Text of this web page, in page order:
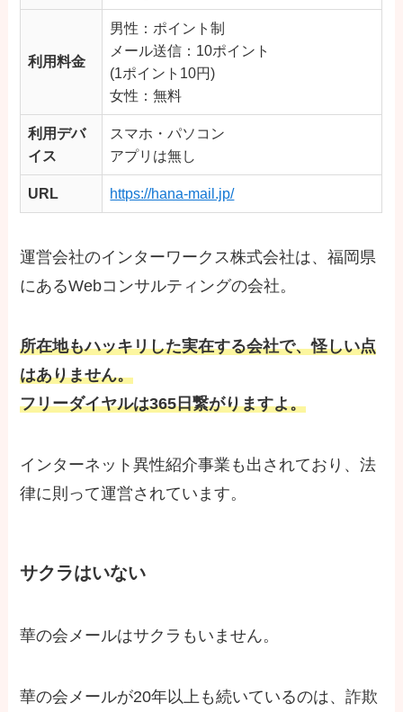
利用料金
男性：ポイント制
メール送信：10ポイント
(1ポイント10円)
女性：無料
利用デバ
イス
スマホ・パソコン
アプリは無し
URL https://hana-mail.jp/
運営会社のインターワークス株式会社は、福岡県
にあるWebコンサルティングの会社。
所在地もハッキリした実在する会社で、怪しい点
はありません。
フリーダイヤルは365日繋がりますよ。
インターネット異性紹介事業も出されており、法
律に則って運営されています。
サクラはいない
華の会メールはサクラもいません。
華の会メールが20年以上も続いているのは、詐欺